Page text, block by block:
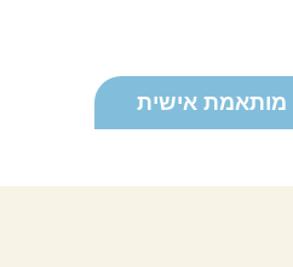
מותאמת אישית